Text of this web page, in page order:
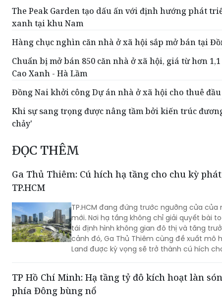
The Peak Garden tạo dấu ấn với định hướng phát
xanh tại khu Nam
Hàng chục nghìn căn nhà ở xã hội sắp mở bán tại
Chuẩn bị mở bán 850 căn nhà ở xã hội, giá từ hơn
Cao Xanh - Hà Lầm
Đồng Nai khởi công Dự án nhà ở xã hội cho thuê
Khi sự sang trọng được nâng tầm bởi kiến trúc
chảy'
ĐỌC THÊM
Ga Thủ Thiêm: Cú hích hạ tầng cho chu kỳ
TP.HCM
TP.HCM đang đứng trước ngưỡng cửa
mới. Nơi hạ tầng không chỉ giải quyết bài
tái định hình không gian đô thị và tăng
cảnh đó, Ga Thủ Thiêm cùng đề xuất mô
Land được kỳ vọng sẽ trở thành cú hích
TP Hồ Chí Minh: Hạ tầng tỷ đô kích hoạt làn
phía Đông bùng nổ